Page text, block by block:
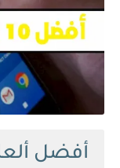
أفضل